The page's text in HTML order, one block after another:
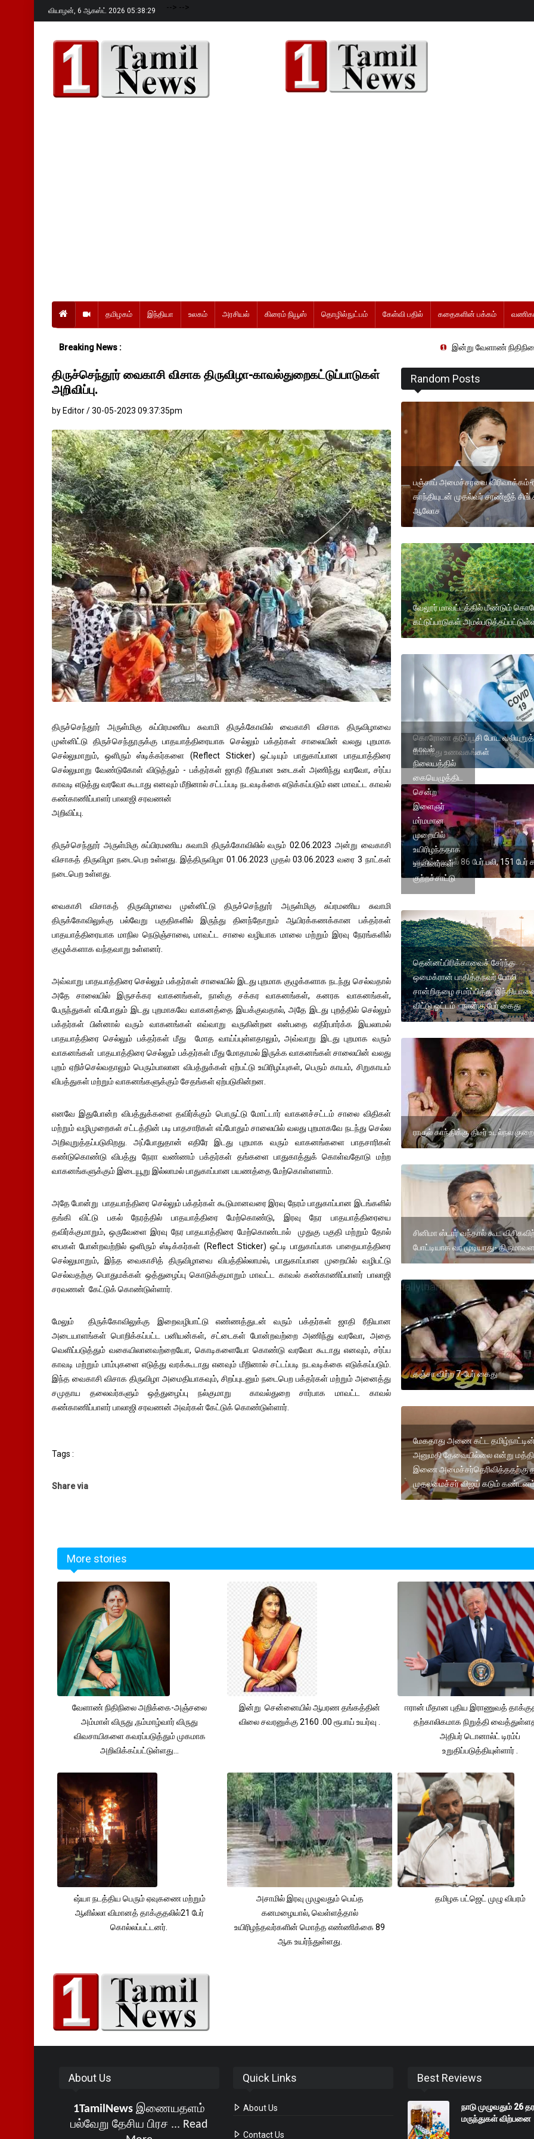
வியாழன், 6 ஆகஸ்ட் 2026 05:38:30 --> -->
தமிழகம் இந்தியா உலகம் அரசியல் கிரைம் நியூஸ் தொழில்நுட்பம் கேள்வி பதில் கதைகளின் பக்கம்
Breaking News : இன்று வேளாண் நிதிநிலை
திருச்செந்தூர் வைகாசி விசாக திருவிழா-காவல்துறைகட்டுப்பாடுகள்
அறிவிப்பு.
by Editor / 30-05-2023 09:37:35pm
திருச்செந்தூர் அருள்மிகு சுப்பிரமணிய சுவாமி திருக்கோவில் வைகாசி விசாக திருவிழாவை
முன்னிட்டு திருச்செந்தூருக்கு பாதயாத்திரையாக செல்லும் பக்தர்கள் சாலையின் வலது புறமாக
செல்லுமாறும், ஒளிரும் ஸ்டிக்கர்களை (Reflect Sticker) ஒட்டியும் பாதுகாப்பான பாதயாத்திரை
செல்லுமாறு வேண்டுகோள் விடுத்தும் - பக்தர்கள் ஜாதி ரீதியான உடைகள் அணிந்து வரவோ, சர்ப்ப
காவடி எடுத்து வரவோ கூடாது எனவும் மீறினால் சட்டப்படி நடவடிக்கை எடுக்கப்படும் என மாவட்ட காவல்
கண்காணிப்பாளர் பாலாஜி சரவணன்
அறிவிப்பு.
திருச்செந்தூர் அருள்மிகு சுப்பிரமணிய சுவாமி திருக்கோவிலில் வரும் 02.06.2023 அன்று வைகாசி
விசாகத் திருவிழா நடைபெற உள்ளது. இத்திருவிழா 01.06.2023 முதல் 03.06.2023 வரை 3 நாட்கள்
நடைபெற உள்ளது.
வைகாசி விசாகத் திருவிழாவை முன்னிட்டு திருச்செந்தூர் அருள்மிகு சுப்ரமணிய சுவாமி
திருக்கோவிலுக்கு பல்வேறு பகுதிகளில் இருந்து தினந்தோறும் ஆயிரக்கணக்கான பக்தர்கள்
பாதயாத்திரையாக மாநில நெடுஞ்சாலை, மாவட்ட சாலை வழியாக மாலை மற்றும் இரவு நேரங்களில்
குழுக்களாக வந்தவாறு உள்ளனர்.
அவ்வாறு பாதயாத்திரை செல்லும் பக்தர்கள் சாலையில் இடது புறமாக குழுக்களாக நடந்து செல்வதால்
அதே சாலையில் இருசக்கர வாகனங்கள், நான்கு சக்கர வாகனங்கள், கனரக வாகனங்கள்,
பேருந்துகள் எப்போதும் இடது புறமாகவே வாகனத்தை இயக்குவதால், அதே இடது புறத்தில் செல்லும்
பக்தர்கள் பின்னால் வரும் வாகனங்கள் எவ்வாறு வருகின்றன என்பதை எதிர்பார்க்க இயலாமல்
பாதயாத்திரை செல்லும் பக்தர்கள் மீது மோத வாய்ப்புள்ளதாலும், அவ்வாறு இடது புறமாக வரும்
வாகனங்கள் பாதயாத்திரை செல்லும் பக்தர்கள் மீது மோதாமல் இருக்க வாகனங்கள் சாலையின் வலது
புறம் ஏறிச்செல்வதாலும் பெரும்பாலான விபத்துக்கள் ஏற்பட்டு உயிரிழப்புகள், பெரும் காயம், சிறுகாயம்
விபத்துகள் மற்றும் வாகனங்களுக்கும் சேதங்கள் ஏற்படுகின்றன.
எனவே இதுபோன்ற விபத்துக்களை தவிர்க்கும் பொருட்டு மோட்டார் வாகனச்சட்டம் சாலை விதிகள்
மற்றும் வழிமுறைகள் சட்டத்தின் படி பாதசாரிகள் எப்போதும் சாலையில் வலது புறமாகவே நடந்து செல்ல
அறிவுறுத்தப்படுகிறது. அப்போதுதான் எதிரே இடது புறமாக வரும் வாகனங்களை பாதசாரிகள்
கண்டுகொண்டு விபத்து நேரா வண்ணம் பக்தர்கள் தங்களை பாதுகாத்துக் கொள்வதோடு மற்ற
வாகனங்களுக்கும் இடையூறு இல்லாமல் பாதுகாப்பான பயணத்தை மேற்கொள்ளளாம்.
அதே போன்று பாதயாத்திரை செல்லும் பக்தர்கள் கூடுமானவரை இரவு நேரம் பாதுகாப்பான இடங்களில்
தங்கி விட்டு பகல் நேரத்தில் பாதயாத்திரை மேற்கொண்டு, இரவு நேர பாதயாத்திரையை
தவிர்க்குமாறும், ஒருவேளை இரவு நேர பாதயாத்திரை மேற்கொண்டால் முதுகு பகுதி மற்றும் தோல்
பைகள் போன்றவற்றில் ஒளிரும் ஸ்டிக்கர்கள் (Reflect Sticker) ஒட்டி பாதுகாப்பாக பாதையாத்திரை
செல்லுமாறும், இந்த வைகாசித் திருவிழாவை விபத்தில்லாமல், பாதுகாப்பான முறையில் வழிபட்டு
செல்வதற்கு பொதுமக்கள் ஒத்துழைப்பு கொடுக்குமாறும் மாவட்ட காவல் கண்காணிப்பாளர் பாலாஜி
சரவணன் கேட்டுக் கொண்டுள்ளார்.
மேலும் திருக்கோவிலுக்கு இறைவழிபாட்டு எண்ணத்துடன் வரும் பக்தர்கள் ஜாதி ரீதியான
அடையாளங்கள் பொறிக்கப்பட்ட பனியன்கள், சட்டைகள் போன்றவற்றை அணிந்து வரவோ, அதை
வெளிப்படுத்தும் வகையிலானவற்றையோ, கொடிகளையோ கொண்டு வரவோ கூடாது எனவும், சர்ப்ப
காவடி மற்றும் பாம்புகளை எடுத்து வரக்கூடாது எனவும் மீறினால் சட்டப்படி நடவடிக்கை எடுக்கப்படும்.
இந்த வைகாசி விசாக திருவிழா அமைதியாகவும், சிறப்புடனும் நடைபெற பக்தர்கள் மற்றும் அனைத்து
சமுதாய தலைவர்களும் ஒத்துழைப்பு நல்குமாறு காவல்துறை சார்பாக மாவட்ட காவல்
கண்காணிப்பாளர் பாலாஜி சரவணன் அவர்கள் கேட்டுக் கொண்டுள்ளார்.
Tags :
Share via
Random Posts
பஞ்சாப் அமைச்சரவை விரிவாக்கம்-
காந்தியுடன் முதல்வர் சரண்ஜீத் சிங்
ஆலோச
வேலூர் மாவட்டத்தில் மீண்டும்
கட்டுப்பாடுகள்
கொரோனா தடுப்பூசி போட
போலந்து உணவகங்கள்
பாகிஸ்தானில் 86 பேர் பலி, 151 பேர்
காவல்
நிலையத்தில்
கையெழுத்திட
சென்ற
இளைஞர்
மர்மமான
முறையில்
உயிரிழந்ததாக
உறவினர்கள்
குற்றச்சாட்டு
தென்னப்பிரிக்காவைச் சேர்ந்த
ஒமைக்ரான் பாதித்தநவர் போலி
சான்றிதழை சமர்ப்பித்து
விட்டு ஓட்டம் - நான்கு பேர் கைது
ராகுல் காந்திக்கு திடீர் உடல்நல
சினிமா ஸ்டார் வந்தால் கூட
போட்டியாக வர முடியாது-
கஞ்சா விற்ற 7-பேர் கைது
மேகதாது அணை கட்ட தமிழ்நாட்டின்
அனுமதி தேவையில்லை என்று
இணை அமைச்சர்தெரிவித்ததற்கு
முதலமைச்சர் விஜய் கடும்
More stories
வேளாண் நிதிநிலை அறிக்கை-அஞ்சலை
அம்மாள் விருது ,நம்மாழ்வார் விருது
விவசாயிகளை கவரப்படுத்தும் முகமாக
அறிவிக்கப்பட்டுள்ளது...
இன்று சென்னையில் ஆபரண தங்கத்தின்
விலை சவரனுக்கு 2160 .00 ரூபாய் உயர்வு .
ஈரான் மீதான புதிய இராணுவத்
தற்காலிகமாக நிறுத்தி
அதிபர் டொனால்ட் டிரம்ப்
உறுதிப்படுத்தியுள்ளார் .
ஷ்யா நடத்திய பெரும் ஏவுகணை மற்றும்
ஆளில்லா விமானத் தாக்குதலில்21 பேர்
கொல்லப்பட்டனர்.
அசாமில் இரவு முழுவதும் பெய்த
கனமழையால், வெள்ளத்தால்
உயிரிழந்தவர்களின் மொத்த எண்ணிக்கை 89
ஆக உயர்ந்துள்ளது.
தமிழக பட்ஜெட் முழு விபரம்
About Us
1TamilNewsஇணையதளம்
பல்வேறு தேசிய பிரச ... Read
Quick Links
About Us
Contact Us
Best Reviews
நாடு முழுவதும் 26
மருந்துகள் விற்பனை